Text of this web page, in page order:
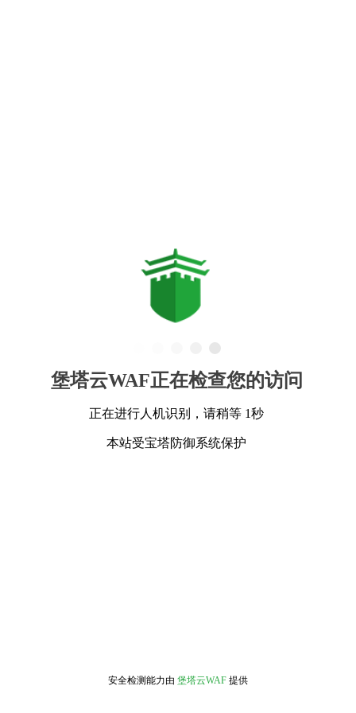
堡塔云WAF正在检查您的访问
正在进行人机识别，请稍等 1秒
本站受宝塔防御系统保护
安全检测能力由 堡塔云WAF 提供